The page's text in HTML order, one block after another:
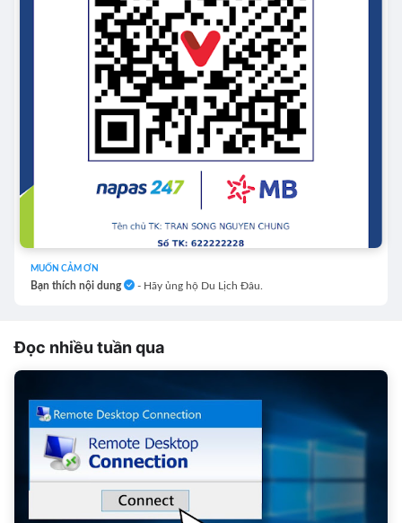
MUỐN CẢM ƠN
Bạn thích nội dung - Hãy ủng hộ Du Lịch Đâu.
Đọc nhiều tuần qua